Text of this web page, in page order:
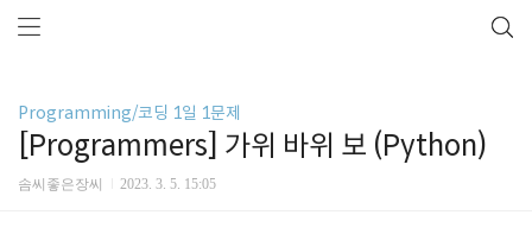
Programming/코딩 1일 1문제
[Programmers] 가위 바위 보 (Python)
솜씨좋은장씨 2023. 3. 5. 15:05